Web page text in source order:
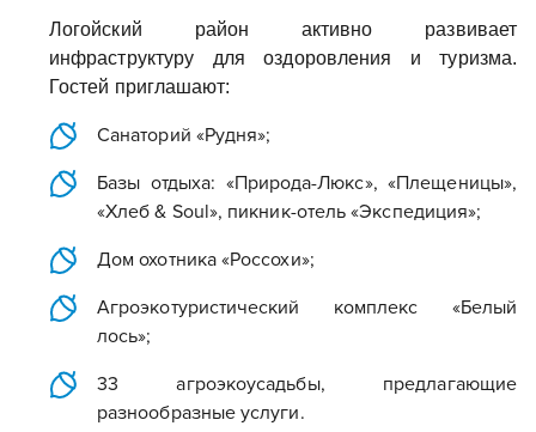
Логойский район активно развивает
инфраструктуру для оздоровления и туризма.
Гостей приглашают:
Санаторий «Рудня»;
Базы отдыха: «Природа-Люкс», «Плещеницы»,
«Хлеб & Soul», пикник-отель «Экспедиция»;
Дом охотника «Россохи»;
Агроэкотуристический комплекс «Белый
лось»;
33 агроэкоусадьбы, предлагающие
разнообразные услуги.